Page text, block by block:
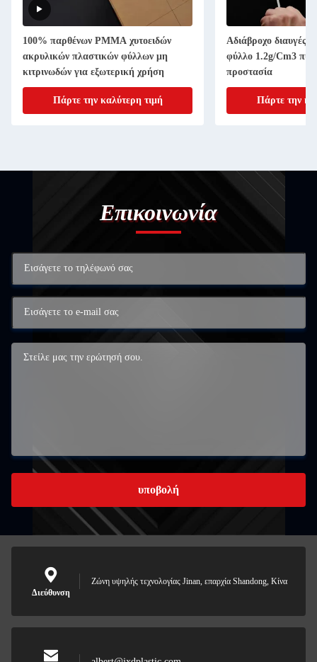
100% παρθένων PMMA χυτοειδών
ακρυλικών πλαστικών φύλλων μη
κιτρινωδών για εξωτερική χρήση
Πάρτε την καλύτερη τιμή
Αδιάβροχο διαυγές
φύλλο 1.2g/Cm3
προστασία
Πάρτε την
Επικοινωνία
υποβολή
Διεύθυνση
Ζώνη υψηλής τεχνολογίας Jinan, επαρχία Shandong, Κίνα